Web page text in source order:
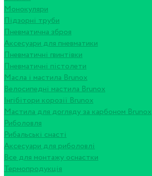
Монокуляри
Підзорні труби
Пневматична зброя
Аксесуари для пневматики
Пневматичні гвинтівки
Пневматичні пістолети
Масла і мастила Brunox
Велосипедні мастила Brunox
Інгібітори корозії Brunox
Мастила для догляду за карбоном Brunox
Риболовля
Рибальські снасті
Аксесуари для риболовлі
Все для монтажу оснастки
Термопродукція